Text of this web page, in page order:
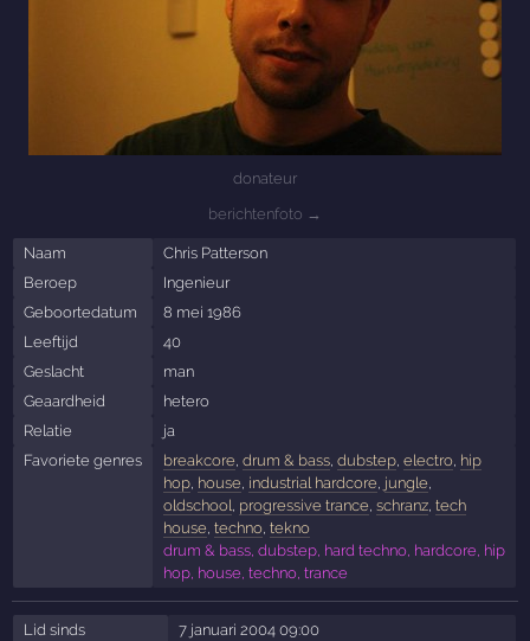
donateur
berichtenfoto →
Naam
Chris Patterson
Beroep
Ingenieur
Geboortedatum
8 mei 1986
Leeftijd
40
Geslacht
man
Geaardheid
hetero
Relatie
ja
Favoriete genres
breakcore drum & bass, dubstep, electro, hip
hop, house industrial hardcore jungle
oldschool progressive trance schranz, tech
house techno, tekno
drum & bass, dubstep, hard techno, hardcore, hip
hop, house, techno, trance
Lid sinds
7 januari 2004 09:00